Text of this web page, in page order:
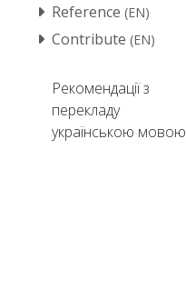
Reference (EN)
Contribute (EN)
Рекомендації з
перекладу
українською мовою